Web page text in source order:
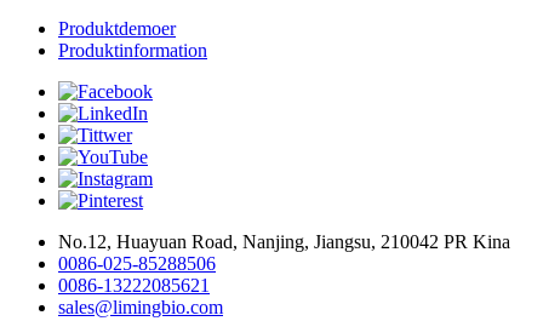
Produktdemoer
Produktinformation
No.12, Huayuan Road, Nanjing, Jiangsu, 210042 PR Kina
0086-025-85288506
0086-13222085621
sales@limingbio.com